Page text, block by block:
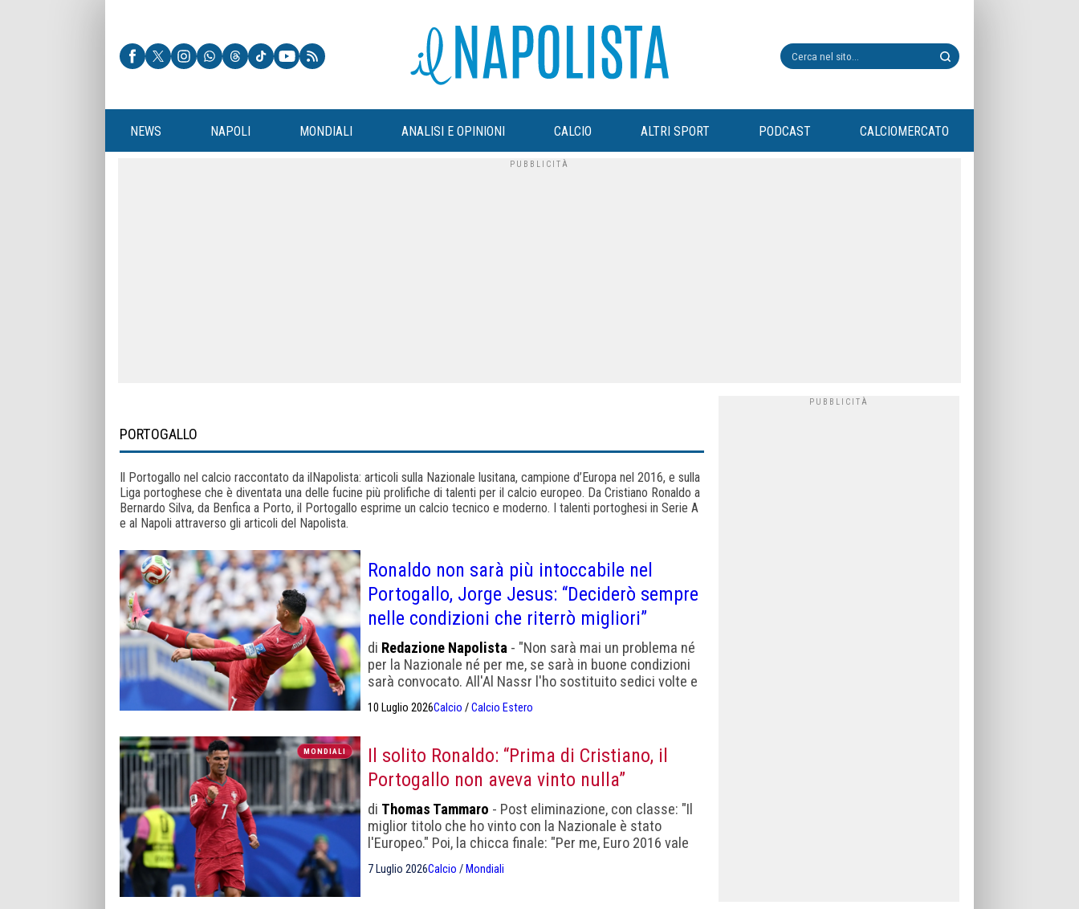
NEWS NAPOLI MONDIALI ANALISI E OPINIONI CALCIO ALTRI SPORT PODCAST CALCIOMERCATO
PORTOGALLO
Il Portogallo nel calcio raccontato da ilNapolista: articoli sulla Nazionale lusitana, campione d’Europa nel 2016, e sulla
Liga portoghese che è diventata una delle fucine più prolifiche di talenti per il calcio europeo. Da Cristiano Ronaldo a
Bernardo Silva, da Benfica a Porto, il Portogallo esprime un calcio tecnico e moderno. I talenti portoghesi in Serie A
e al Napoli attraverso gli articoli del Napolista.
Ronaldo non sarà più intoccabile nel
Portogallo, Jorge Jesus: “Deciderò sempre
nelle condizioni che riterrò migliori”
di Redazione Napolista - "Non sarà mai un problema né
per la Nazionale né per me, se sarà in buone condizioni
sarà convocato. All'Al Nassr l'ho sostituito sedici volte e
10 Luglio 2026Calcio /Calcio Estero
MONDIALI
Il solito Ronaldo: “Prima di Cristiano, il
Portogallo non aveva vinto nulla”
di Thomas Tammaro - Post eliminazione, con classe: "Il
miglior titolo che ho vinto con la Nazionale è stato
l'Europeo." Poi, la chicca finale: "Per me, Euro 2016 vale
come vincere un Mondiale"
7 Luglio 2026Calcio / Mondiali